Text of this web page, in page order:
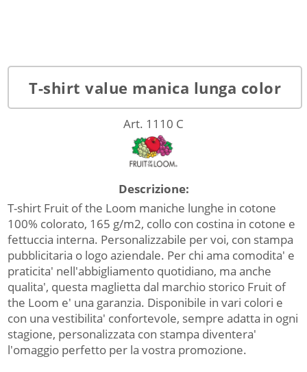
T-shirt value manica lunga color
Art. 1110 C
Descrizione:
T-shirt Fruit of the Loom maniche lunghe in cotone
100% colorato, 165 g/m2, collo con costina in cotone e
fettuccia interna. Personalizzabile per voi, con stampa
pubblicitaria o logo aziendale. Per chi ama comodita' e
praticita' nell'abbigliamento quotidiano, ma anche
qualita', questa maglietta dal marchio storico Fruit of
the Loom e' una garanzia. Disponibile in vari colori e
con una vestibilita' confortevole, sempre adatta in ogni
stagione, personalizzata con stampa diventera'
l'omaggio perfetto per la vostra promozione.